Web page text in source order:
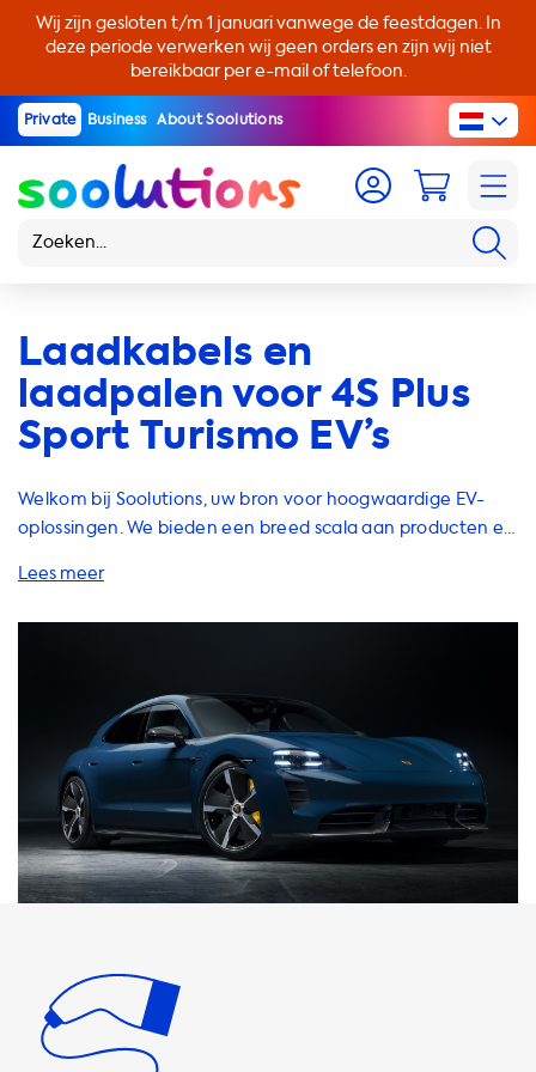
Wij zijn gesloten t/m 1 januari vanwege de feestdagen. In
deze periode verwerken wij geen orders en zijn wij niet
bereikbaar per e-mail of telefoon.
Private Business About Soolutions
Laadkabels en
laadpalen voor 4S Plus
Sport Turismo EV’s
Welkom bij Soolutions, uw bron voor hoogwaardige EV-
oplossingen. We bieden een breed scala aan producten en
thuis kunt opladen. Of u nu op zoek bent naar laadkabels,
11 kW (3-fase 16A) en 22 kW (3-fase 32A). Het is belangrijk
op te merken dat de maximale laadsnelheid van een
elektrische auto nooit hoger zal zijn dan de AC-
laadsnelheid van het laadstation. Als uw auto bijvoorbeeld
een maximale laadsnelheid van 7,4 kW heeft, kan hij niet
sneller laden dan ons 1-fase 32A-laadstation. Als u uw
laadsnelheid wilt upgraden, hebben we een optionele
upgrade voor de onboard-charger (OBC) van uw auto.
als uw auto is uitgerust met een OBC die deze hoge
laadsnelheden ondersteunt. We raden onze klanten aan
om te investeren in een snellere laadsnelheid als hun auto